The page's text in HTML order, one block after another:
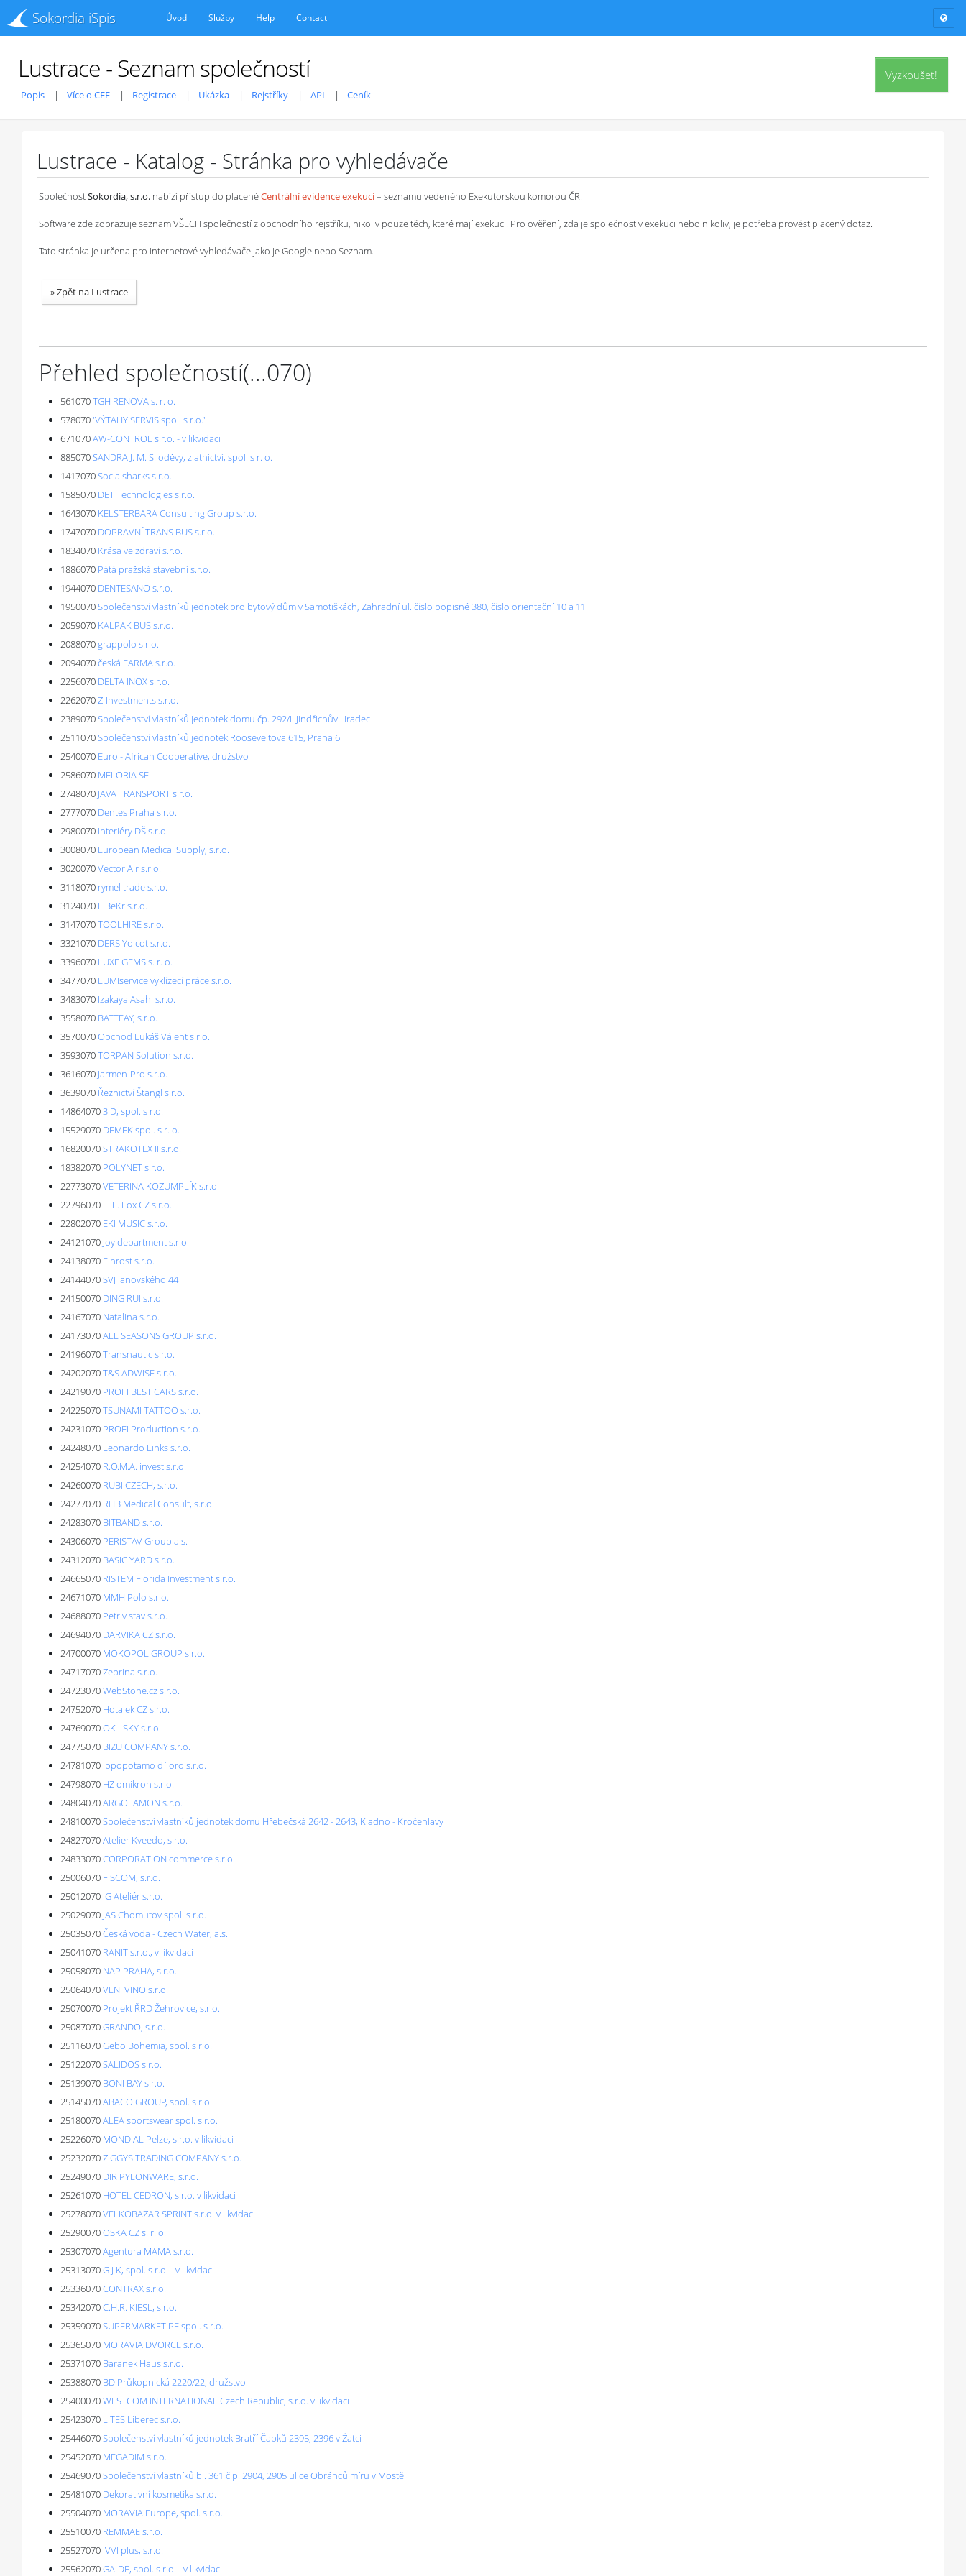
Sokordia iSpis Úvod Služby Help Contact
Vyzkoušet!
Lustrace - Seznam společností
Popis Více o CEE Registrace Ukázka Rejstříky API Ceník
Lustrace - Katalog - Stránka pro vyhledávače
SpolečnostSokordia, s.r.o. nabízí přístup do placenéCentrální evidence exekucí– seznamu vedeného Exekutorskou komorou ČR.
Software zde zobrazuje seznam VŠECH společností z obchodního rejstříku, nikoliv pouze těch, které mají exekuci. Pro ověření, zda je společnost v exekuci nebo nikoliv, je potřeba provést placený dotaz.
Tato stránka je určena pro internetové vyhledávače jako je Google nebo Seznam.
»Zpět na Lustrace
Přehled společností(...070)
561070TGH RENOVA s. r. o.
578070'VÝTAHY SERVIS spol. s r.o.'
671070AW-CONTROL s.r.o. - v likvidaci
885070SANDRA J. M. S. oděvy, zlatnictví, spol. s r. o.
1417070Socialsharks s.r.o.
1585070 DET Technologies s.r.o.
1643070 KELSTERBARA Consulting Group s.r.o.
1747070 DOPRAVNÍ TRANS BUS s.r.o.
1834070 Krása ve zdraví s.r.o.
1886070 Pátá pražská stavební s.r.o.
1944070 DENTESANO s.r.o.
1950070Společenství vlastníků jednotek pro bytový dům v Samotiškách, Zahradní ul. číslo popisné 380, číslo orientační 10 a 11
2059070 KALPAK BUS s.r.o.
2088070grappolo s.r.o.
2094070česká FARMA s.r.o.
2256070 DELTA INOX s.r.o.
2262070Z-Investments s.r.o.
2389070Společenství vlastníků jednotek domu čp. 292/II Jindřichův Hradec
2511070Společenství vlastníků jednotek Rooseveltova 615, Praha 6
2540070 Euro - African Cooperative, družstvo
2586070 MELORIA SE
2748070 JAVA TRANSPORT s.r.o.
2777070 Dentes Praha s.r.o.
2980070 Interiéry DŠ s.r.o.
3008070 European Medical Supply, s.r.o.
3020070Vector Air s.r.o.
3118070 rymel trade s.r.o.
3124070 FiBeKr s.r.o.
3147070TOOLHIRE s.r.o.
3321070 DERS Yolcot s.r.o.
3396070 LUXE GEMS s. r. o.
3477070 LUMIservice vyklízecí práce s.r.o.
3483070 Izakaya Asahi s.r.o.
3558070 BATTFAY, s.r.o.
3570070Obchod Lukáš Válent s.r.o.
3593070TORPAN Solution s.r.o.
3616070 Jarmen-Pro s.r.o.
3639070 Řeznictví Štangl s.r.o.
148640703 D, spol. s r.o.
15529070 DEMEK spol. s r. o.
16820070STRAKOTEX II s.r.o.
18382070 POLYNET s.r.o.
22773070VETERINA KOZUMPLÍK s.r.o.
22796070 L. L. Fox CZ s.r.o.
22802070 EKI MUSIC s.r.o.
24121070 Joy department s.r.o.
24138070 Finrost s.r.o.
24144070SVJ Janovského 44
24150070 DING RUI s.r.o.
24167070 Natalina s.r.o.
24173070ALL SEASONS GROUP s.r.o.
24196070Transnautic s.r.o.
24202070T&S ADWISE s.r.o.
24219070 PROFI BEST CARS s.r.o.
24225070TSUNAMI TATTOO s.r.o.
24231070 PROFI Production s.r.o.
24248070 Leonardo Links s.r.o.
24254070 R.O.M.A. invest s.r.o.
24260070 RUBI CZECH, s.r.o.
24277070 RHB Medical Consult, s.r.o.
24283070 BITBAND s.r.o.
24306070 PERISTAV Group a.s.
24312070 BASIC YARD s.r.o.
24665070 RISTEM Florida Investment s.r.o.
24671070 MMH Polo s.r.o.
24688070 Petriv stav s.r.o.
24694070 DARVIKA CZ s.r.o.
24700070 MOKOPOL GROUP s.r.o.
24717070Zebrina s.r.o.
24723070WebStone.cz s.r.o.
24752070 Hotalek CZ s.r.o.
24769070OK - SKY s.r.o.
24775070 BIZU COMPANY s.r.o.
24781070 Ippopotamo d´oro s.r.o.
24798070 HZ omikron s.r.o.
24804070ARGOLAMON s.r.o.
24810070Společenství vlastníků jednotek domu Hřebečská 2642 - 2643, Kladno - Kročehlavy
24827070Atelier Kveedo, s.r.o.
24833070CORPORATION commerce s.r.o.
25006070 FISCOM, s.r.o.
25012070 IG Ateliér s.r.o.
25029070 JAS Chomutov spol. s r.o.
25035070Česká voda - Czech Water, a.s.
25041070 RANIT s.r.o., v likvidaci
25058070 NAP PRAHA, s.r.o.
25064070VENI VINO s.r.o.
25070070 Projekt ŘRD Žehrovice, s.r.o.
25087070GRANDO, s.r.o.
25116070Gebo Bohemia, spol. s r.o.
25122070SALIDOS s.r.o.
25139070 BONI BAY s.r.o.
25145070ABACO GROUP, spol. s r.o.
25180070ALEA sportswear spol. s r.o.
25226070 MONDIAL Pelze, s.r.o. v likvidaci
25232070ZIGGYS TRADING COMPANY s.r.o.
25249070 DIR PYLONWARE, s.r.o.
25261070 HOTEL CEDRON, s.r.o. v likvidaci
25278070VELKOBAZAR SPRINT s.r.o. v likvidaci
25290070OSKA CZ s. r. o.
25307070Agentura MAMA s.r.o.
25313070G J K, spol. s r.o. - v likvidaci
25336070CONTRAX s.r.o.
25342070C.H.R. KIESL, s.r.o.
25359070SUPERMARKET PF spol. s r.o.
25365070 MORAVIA DVORCE s.r.o.
25371070 Baranek Haus s.r.o.
25388070 BD Průkopnická 2220/22, družstvo
25400070WESTCOM INTERNATIONAL Czech Republic, s.r.o. v likvidaci
25423070 LITES Liberec s.r.o.
25446070Společenství vlastníků jednotek Bratří Čapků 2395, 2396 v Žatci
25452070 MEGADIM s.r.o.
25469070Společenství vlastníků bl. 361 č.p. 2904, 2905 ulice Obránců míru v Mostě
25481070 Dekorativní kosmetika s.r.o.
25504070 MORAVIA Europe, spol. s r.o.
25510070 REMMAE s.r.o.
25527070 IVVI plus, s.r.o.
25562070GA-DE, spol. s r.o. - v likvidaci